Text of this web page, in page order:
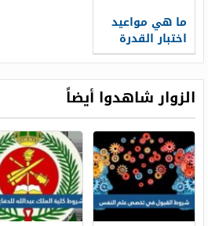
ما هي مواعيد
اختبار القدرة
المعرفية
الزوار شاهدوا أيضاً